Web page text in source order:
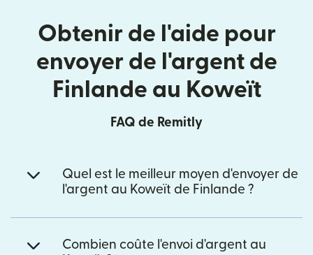
Obtenir de l'aide pour
envoyer de l'argent de
Finlande au Koweït
FAQ de Remitly
Quel est le meilleur moyen d'envoyer de
l'argent au Koweït de Finlande ?
Combien coûte l'envoi d'argent au